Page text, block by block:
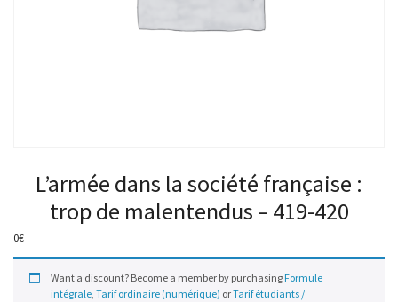
L’armée dans la société française :
trop de malentendus – 419-420
0€
Want a discount? Become a member by purchasing Formule
intégrale, Tarif ordinaire (numérique) orTarif étudiants /